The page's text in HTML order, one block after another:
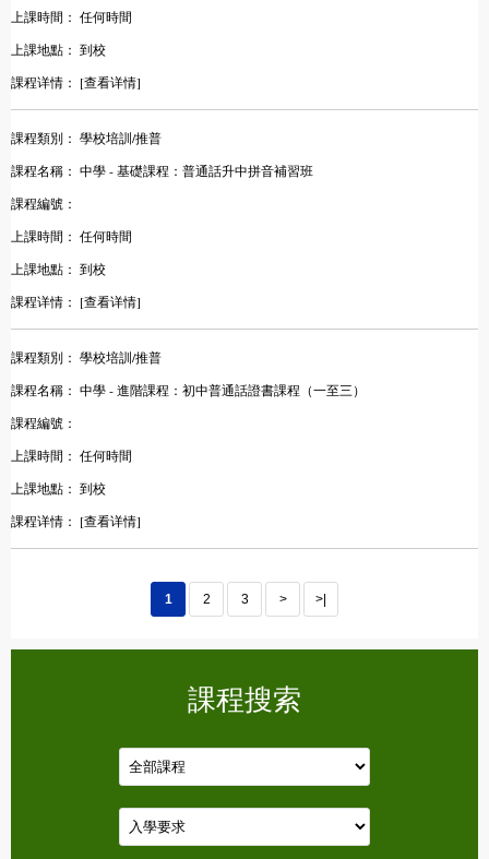
上課時間： 任何時間
上課地點： 到校
課程详情： [查看详情]
課程類別： 學校培訓/推普
課程名稱： 中學 - 基礎課程：普通話升中拼音補習班
課程編號：
上課時間： 任何時間
上課地點： 到校
課程详情： [查看详情]
課程類別： 學校培訓/推普
課程名稱： 中學 - 進階課程：初中普通話證書課程（一至三）
課程編號：
上課時間： 任何時間
上課地點： 到校
課程详情： [查看详情]
1 2 3 > >|
課程搜索